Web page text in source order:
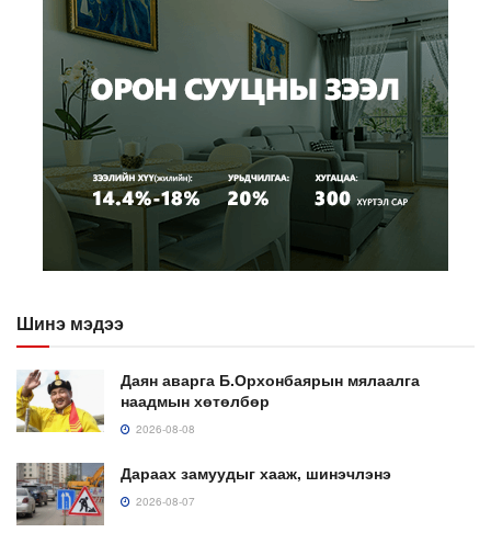
Шинэ мэдээ
Даян аварга Б.Орхонбаярын мялаалга
наадмын хөтөлбөр
2026-08-08
Дараах замуудыг хааж, шинэчлэнэ
2026-08-07